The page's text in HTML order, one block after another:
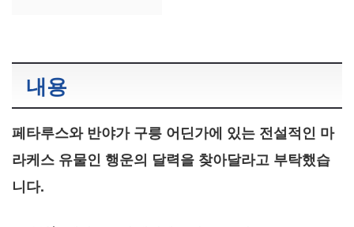
내용
페타루스와 반야가 구릉 어딘가에 있는 전설적인 마
라케스 유물인 행운의 달력을 찾아달라고 부탁했습
니다.